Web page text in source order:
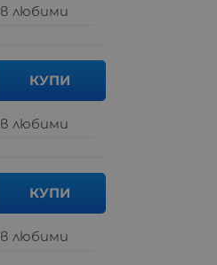
любими
КУПИ
любими
КУПИ
в любими